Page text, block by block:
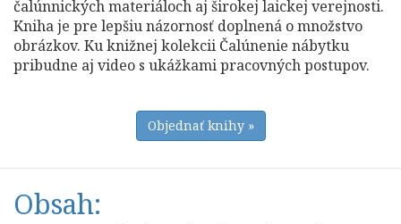
čalúnnických materiáloch aj širokej laickej verejnosti.
Kniha je pre lepšiu názornosť doplnená o množstvo
obrázkov. Ku knižnej kolekcii Čalúnenie nábytku
pribudne aj video s ukážkami pracovných postupov.
Objednať knihy »
Obsah: